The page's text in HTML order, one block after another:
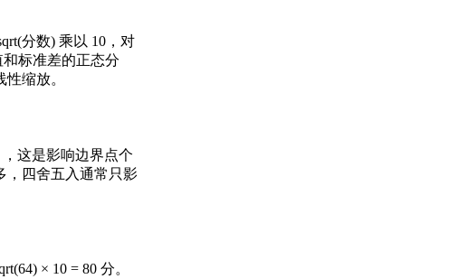
分数) 乘以 10，对
标准差的正态分
缩放。
这是影响边界点个
，四舍五入通常只影
× 10 = 80 分。